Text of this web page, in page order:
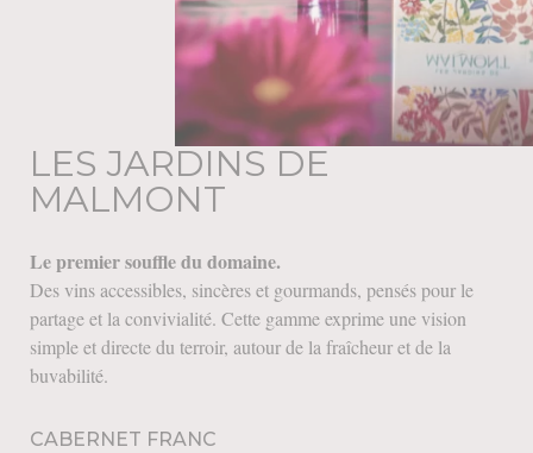
LES JARDINS DE
MALMONT
Le premier souffle du domaine.
Des vins accessibles, sincères et gourmands, pensés pour le
partage et la convivialité. Cette gamme exprime une vision
simple et directe du terroir, autour de la fraîcheur et de la
buvabilité.
CABERNET FRANC